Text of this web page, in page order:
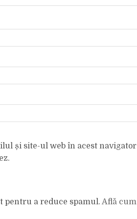
și site-ul web în acest
pentru a reduce spamul. Află